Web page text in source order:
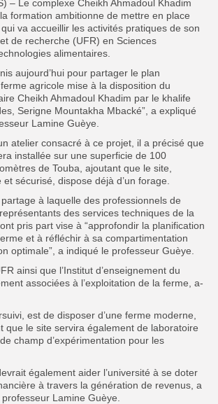
– Le complexe Cheikh Ahmadoul Khadim
formation ambitionne de mettre en place
va accueillir les activités pratiques de son
de recherche (UFR) en Sciences
alimentaires.
aujourd’hui pour partager le plan
agricole mise à la disposition du
Cheikh Ahmadoul Khadim par le khalife
Serigne Mountakha Mbacké”, a expliqué
Lamine Guèye.
atelier consacré à ce projet, il a précisé que
installée sur une superficie de 100
de Touba, ajoutant que le site,
sécurisé, dispose déjà d’un forage.
à laquelle des professionnels de
des services techniques de la
pris part vise à “approfondir la planification
et à réfléchir à sa compartimentation
optimale”, a indiqué le professeur Guèye.
ainsi que l’Institut d’enseignement du
associées à l’exploitation de la ferme, a-
est de disposer d’une ferme moderne,
que le site servira également de laboratoire
champ d’expérimentation pour les
également aider l’université à se doter
à travers la génération de revenus, a
Lamine Guèye.